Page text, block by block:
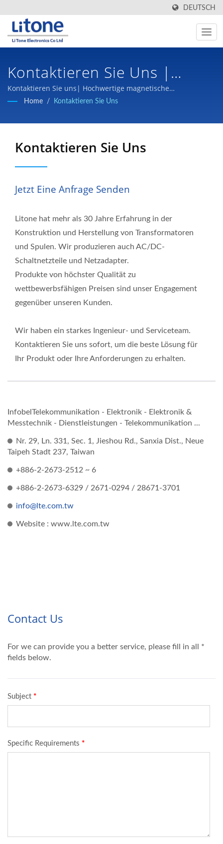
DEUTSCH
Kontaktieren Sie Uns |
Hersteller Von AC/DC-
Kontaktieren Sie uns| Hochwertige magnetische
Komponenten und Schaltnetzteile zu wettbewerbsfähigen
Home / Kontaktieren Sie Uns
Kontaktieren Sie Uns
Jetzt Eine Anfrage Senden
Litone hat mehr als 30 Jahre Erfahrung in der
Konstruktion und Herstellung von Transformatoren
und Spulen. Wir produzieren auch AC/DC-
Schaltnetzteile und Netzadapter.
Produkte von höchster Qualität zu
wettbewerbsfähigen Preisen sind unser Engagement
gegenüber unseren Kunden.
Wir haben ein starkes Ingenieur- und Serviceteam.
Kontaktieren Sie uns sofort, um die beste Lösung für
Ihr Produkt oder Ihre Anforderungen zu erhalten.
InfobelTelekommunikation - Elektronik - Elektronik &
Messtechnik - Dienstleistungen - Telekommunikation ...
Nr. 29, Ln. 331, Sec. 1, Jieshou Rd., Sanxia Dist., Neue
Taipeh Stadt 237, Taiwan
+886-2-2673-2512 ~ 6
+886-2-2673-6329 / 2671-0294 / 28671-3701
info@lte.com.tw
Website : www.lte.com.tw